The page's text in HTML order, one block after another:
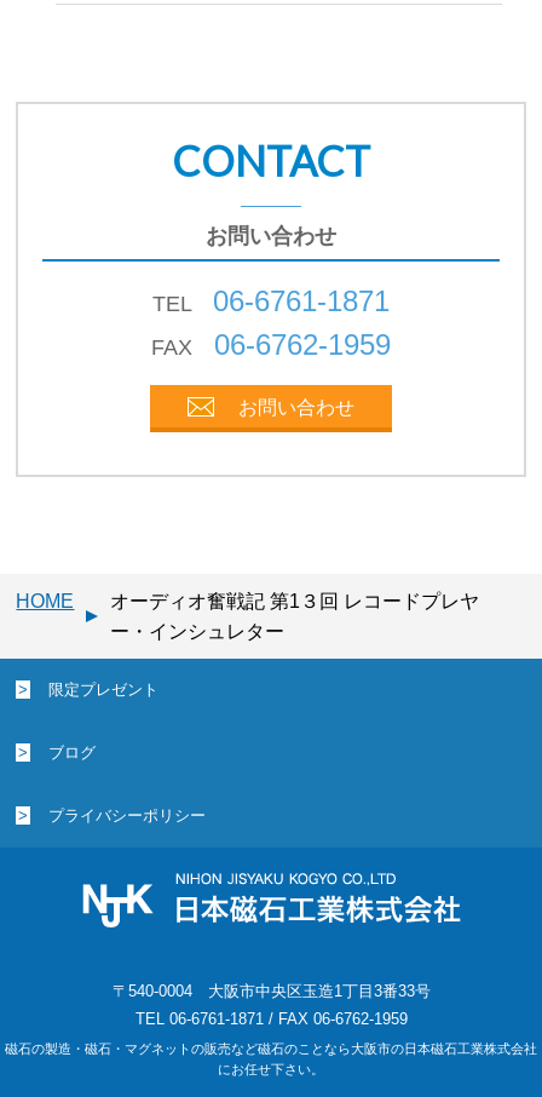
CONTACT
お問い合わせ
TEL 06-6761-1871
FAX 06-6762-1959
お問い合わせ
HOME
オーディオ奮戦記 第1３回 レコードプレヤ
ー・インシュレター
限定プレゼント
ブログ
プライバシーポリシー
〒540-0004 大阪市中央区玉造1丁目3番33号
TEL 06-6761-1871 / FAX 06-6762-1959
磁石の製造・磁石・マグネットの販売など磁石のことなら大阪市の日本磁石工業株式会社
にお任せ下さい。